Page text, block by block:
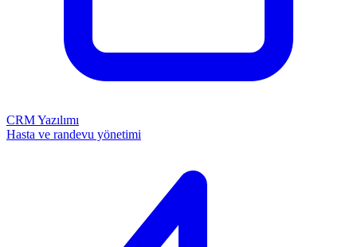
CRM Yazılımı
Hasta ve randevu yönetimi